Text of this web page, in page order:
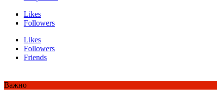
Likes
Followers
Likes
Followers
Friends
Важно